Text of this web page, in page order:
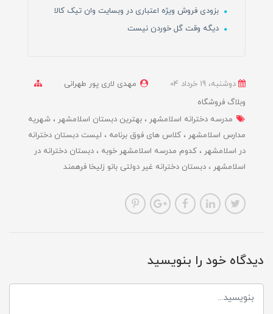
بزودی فروش ویژه اعتباری در وبسایت وان تیک کالا
دیگه وقت گل خوردن نیست
دوشنبه، 19 خرداد 04
مهدی لاری پور طهرانی
وبلاگ فروشگاه
مدرسه دخترانه اسلامشهر
بهترین دبستان اسلامشهر
شهریه
مدارس اسلامشهر
کلاس های فوق برنامه
لیست دبستان دخترانه
در اسلامشهر
کدوم مدرسه اسلامشهر خوبه
دبستان دخترانه در
اسلامشهر
دبستان دخترانه غیر دولتی بانو زلیخا فرهمند
دیدگاه خود را بنویسید